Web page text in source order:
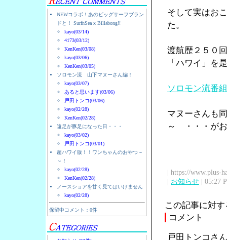
NEWコラボ！あのビッグサーフブラン
ドと！ SurfnSea x Billabong!!
kayo(03/14)
4173(03/12)
KenKen(03/08)
kayo(03/06)
KenKen(03/05)
ソロモン流 山下マヌーさん編！
kayo(03/07)
あると思います(03/06)
戸田トンコ(03/06)
kayo(02/28)
KenKen(02/28)
遠足が豚足になった日・・・
kayo(03/02)
戸田トンコ(03/01)
超ハワイ版！！ワンちゃんのおやつ～
～！
kayo(02/28)
KenKen(02/28)
ノースショアを甘く見てはいけません
kayo(02/28)
保留中コメント：0件
そして実はお
た。
渡航歴２５０
「ハワイ」を
ソロモン流番
マヌーさんも
～ ・・・がお
| https://www.plus-
| お知らせ | 05:27
この記事に対
コメント
戸田トンコさ